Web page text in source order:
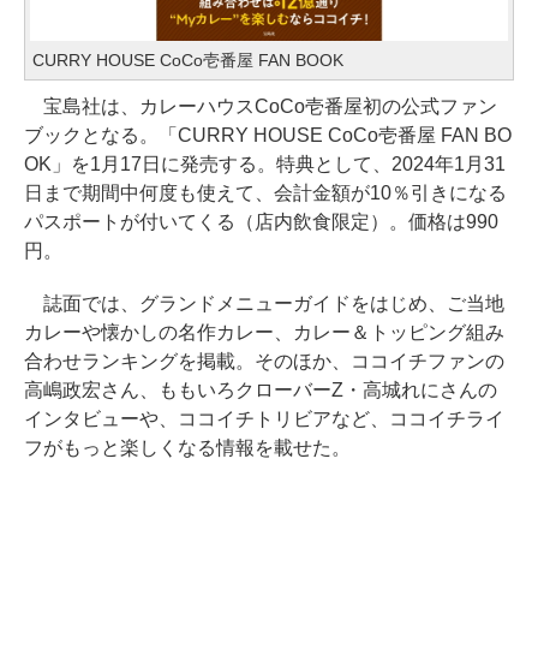
CURRY HOUSE CoCo壱番屋 FAN BOOK
宝島社は、カレーハウスCoCo壱番屋初の公式ファン
ブックとなる。「CURRY HOUSE CoCo壱番屋 FAN BO
OK」を1月17日に発売する。特典として、2024年1月31
日まで期間中何度も使えて、会計金額が10％引きになる
パスポートが付いてくる（店内飲食限定）。価格は990
円。
誌面では、グランドメニューガイドをはじめ、ご当地
カレーや懐かしの名作カレー、カレー＆トッピング組み
合わせランキングを掲載。そのほか、ココイチファンの
高嶋政宏さん、ももいろクローバーZ・高城れにさんの
インタビューや、ココイチトリビアなど、ココイチライ
フがもっと楽しくなる情報を載せた。